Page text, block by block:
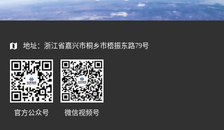
地址：浙江省嘉兴市桐乡市梧振东路79号
官方公众号 微信视频号